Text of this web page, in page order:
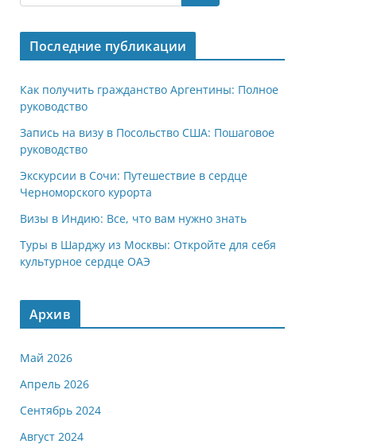
Последние публикации
Как получить гражданство Аргентины: Полное
руководство
Запись на визу в Посольство США: Пошаговое
руководство
Экскурсии в Сочи: Путешествие в сердце
Черноморского курорта
Визы в Индию: Все, что вам нужно знать
Туры в Шарджу из Москвы: Откройте для себя
культурное сердце ОАЭ
Архив
Май 2026
Апрель 2026
Сентябрь 2024
Август 2024